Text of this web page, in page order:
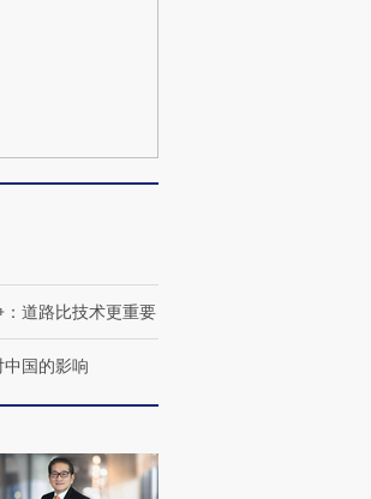
急转移近
雨 3小时累计雨量超80毫
道路比技术更重要
国的影响